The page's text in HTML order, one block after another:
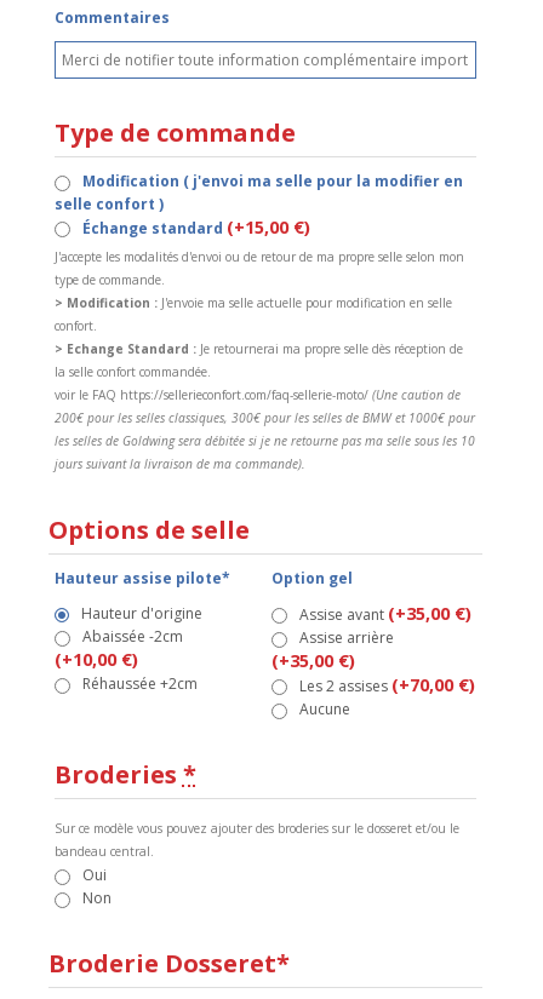
Broderie Dosseret*
Broderies *
Sur ce modèle vous pouvez ajouter des broderies sur le dosseret et/ou le
bandeau central.
Oui
Non
Options de selle
Hauteur assise pilote*
Hauteur d'origine
Abaissée -2cm
(+10,00 €)
Réhaussée +2cm
Option gel
Assise avant (+35,00 €)
Assise arrière
(+35,00 €)
Les 2 assises (+70,00 €)
Aucune
Commentaires
Type de commande
Modification ( j'envoi ma selle pour la modifier en
selle confort )
Échange standard (+15,00 €)
J'accepte les modalités d'envoi ou de retour de ma propre selle selon mon
type de commande.
> Modification : J'envoie ma selle actuelle pour modification en selle
confort.
> Echange Standard :Je retournerai ma propre selle dès réception de
la selle confort commandée.
voir le FAQ https://sellerieconfort.com/faq-sellerie-moto/ (Une caution de
200€ pour les selles classiques, 300€ pour les selles de BMW et 1000€ pour
les selles de Goldwing sera débitée si je ne retourne pas ma selle sous les 10
jours suivant la livraison de ma commande).